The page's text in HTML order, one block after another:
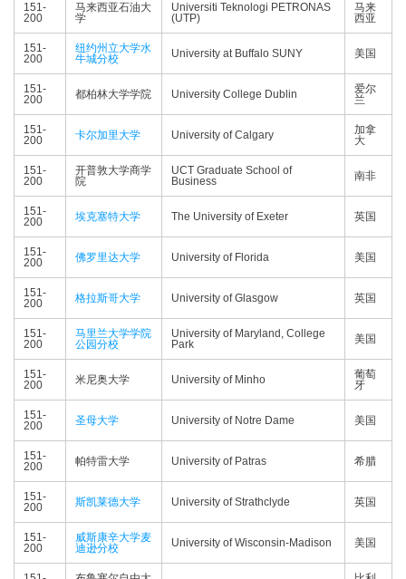
151-
200
马来西亚石油大
学
Universiti Teknologi PETRONAS
(UTP)
马来
西亚
151-
200
纽约州立大学水
牛城分校
University at Buffalo SUNY 美国
151-
200
都柏林大学学院 University College Dublin
爱尔
兰
151-
200
卡尔加里大学 University of Calgary
加拿
大
151-
200
开普敦大学商学
院
UCT Graduate School of
Business
南非
151-
200
埃克塞特大学 The University of Exeter 英国
151-
200
佛罗里达大学 University of Florida 美国
151-
200
格拉斯哥大学 University of Glasgow 英国
151-
200
马里兰大学学院
公园分校
University of Maryland, College
Park
美国
151-
200
米尼奥大学 University of Minho
葡萄
牙
151-
200
圣母大学 University of Notre Dame 美国
151-
200
帕特雷大学 University of Patras 希腊
151-
200
斯凯莱德大学 University of Strathclyde 英国
151-
200
威斯康辛大学麦
迪逊分校
University of Wisconsin-Madison 美国